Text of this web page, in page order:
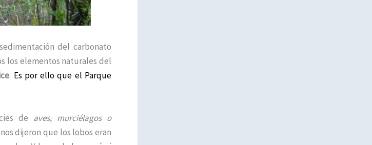
del carbonato
los elementos naturales del
. Es por ello que el Parque
de aves, murciélagos o
dijeron que los lobos eran